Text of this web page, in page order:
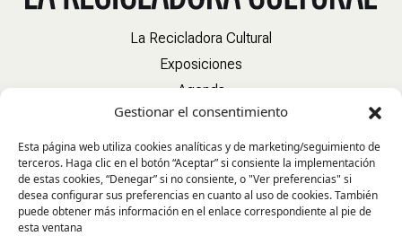
Gestionar el consentimiento
Esta página web utiliza cookies analíticas y de marketing/seguimiento de
terceros. Haga clic en el botón “Aceptar” si consiente la implementación
de estas cookies, “Denegar” si no consiente, o "Ver preferencias" si
desea configurar sus preferencias en cuanto al uso de cookies. También
puede obtener más información en el enlace correspondiente al pie de
esta ventana
La Recicladora Cultural
Exposiciones
Agenda
Colaboradores
Actualidad
Contacto
Política de cookies